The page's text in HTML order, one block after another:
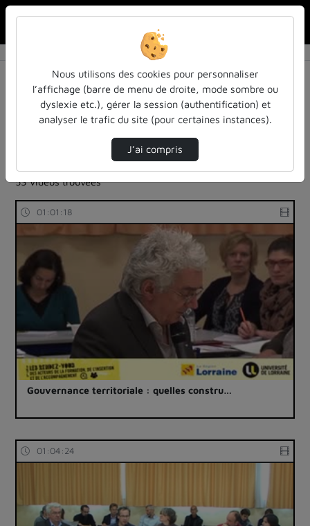
Résultats de la recherche
Filtres actifs (cliquer pour en retirer) :
colloques-et-conferences
education
les-rendez-vous-des-acteurs-de-la-fia
les-rendez-vous-des-acteurs-de-la-fia
53 vidéos trouvées
01:01:18
Gouvernance territoriale : quelles constru…
01:04:24
Nous utilisons des cookies pour personnaliser
l’affichage (barre de menu de droite, mode sombre ou
dyslexie etc.), gérer la session (authentification) et
analyser le trafic du site (pour certaines instances).
J’ai compris